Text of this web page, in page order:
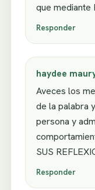
que mediante
Responder
haydee
Aveces los
de la palabra
persona y
SUS
Responder